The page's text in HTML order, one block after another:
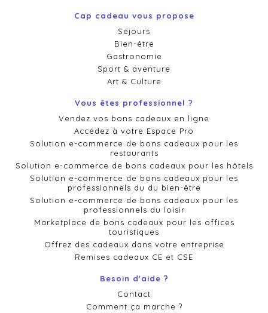
Cap cadeau vous propose
Séjours
Bien-être
Gastronomie
Sport & aventure
Art & Culture
Vous êtes professionnel ?
Vendez vos bons cadeaux en ligne
Accédez à votre Espace Pro
Solution e-commerce de bons cadeaux pour les
restaurants
Solution e-commerce de bons cadeaux pour les hôtels
Solution e-commerce de bons cadeaux pour les
professionnels du du bien-être
Solution e-commerce de bons cadeaux pour les
professionnels du loisir
Marketplace de bons cadeaux pour les offices
touristiques
Offrez des cadeaux dans votre entreprise
Remises cadeaux CE et CSE
Besoin d'aide ?
Contact
Comment ça marche ?